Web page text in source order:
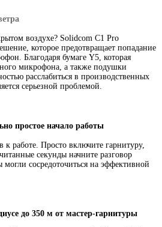
воздухе? Solidcom C1 Pro
которое предотвращает попадание
Благодаря бумаге Y5 которая
микрофона а также подушки
расслабиться в производственных
серьезной проблемой.
простое начало работы
к работе. Просто включите гарнитуру,
секунды начните разговор
могли сосредоточиться на эффективной
до 350 м от мастер-гарнитуры